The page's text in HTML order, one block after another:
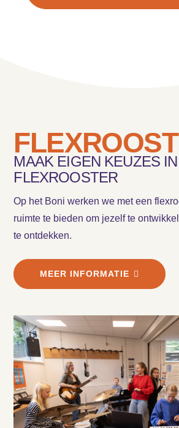
MAAK EIGEN KEUZES
FLEXROOSTER
Op het Boni werken we met een
ruimte te bieden om jezelf te
te ontdekken.
MEER INFORMATIE